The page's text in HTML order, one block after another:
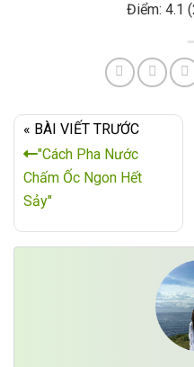
Điểm: 4.1
« BÀI VIẾT TRƯỚC
"Cách Pha Nước
Chấm Ốc Ngon Hết
Sảy"